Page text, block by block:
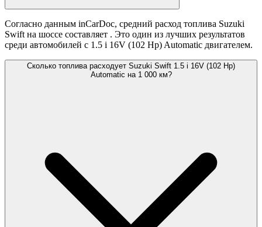
Согласно данным inCarDoc, средний расход топлива Suzuki
Swift на шоссе составляет . Это один из лучших результатов
среди автомобилей с 1.5 i 16V (102 Hp) Automatic двигателем.
Сколько топлива расходует Suzuki Swift 1.5 i 16V (102 Hp)
Automatic на 1 000 км?